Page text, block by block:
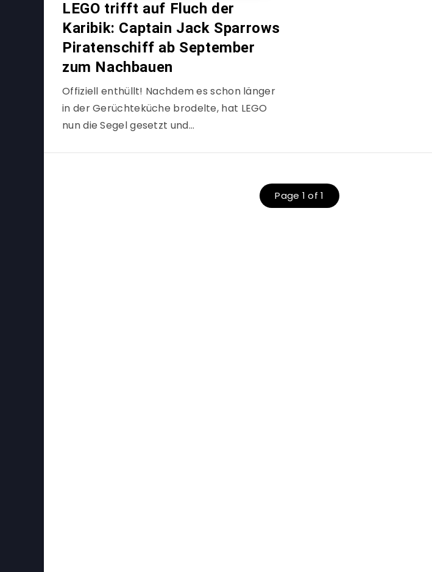
LEGO trifft auf Fluch der
Karibik: Captain Jack Sparrows
Piratenschiff ab September
zum Nachbauen
Offiziell enthüllt! Nachdem es schon länger
in der Gerüchteküche brodelte, hat LEGO
nun die Segel gesetzt und…
Page 1 of 1